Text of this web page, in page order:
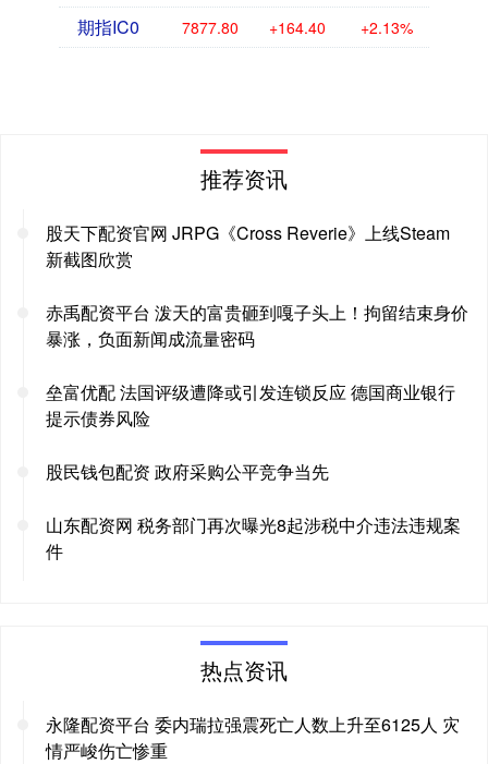
期指IC0 7877.80 +164.40 +2.13%
推荐资讯
股天下配资官网 JRPG《Cross Reverie》上线Steam
新截图欣赏
赤禹配资平台 泼天的富贵砸到嘎子头上！拘留结束身价
暴涨，负面新闻成流量密码
垒富优配 法国评级遭降或引发连锁反应 德国商业银行
提示债券风险
股民钱包配资 政府采购公平竞争当先
山东配资网 税务部门再次曝光8起涉税中介违法违规案
件
热点资讯
永隆配资平台 委内瑞拉强震死亡人数上升至6125人 灾
情严峻伤亡惨重